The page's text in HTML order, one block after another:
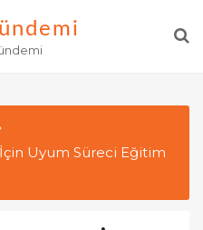
İçin Uyum Süreci Eğitim